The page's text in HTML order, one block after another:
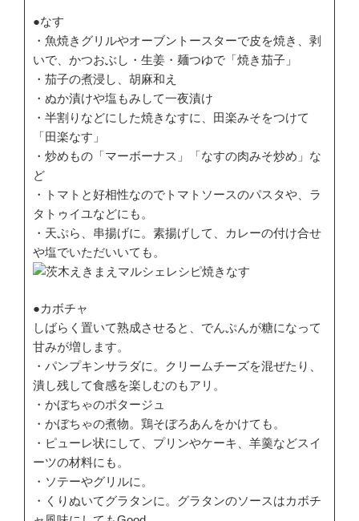
●なす
・魚焼きグリルやオーブントースターで皮を焼き、剥
いで、かつおぶし・生姜・麺つゆで「焼き茄子」
・茄子の煮浸し、胡麻和え
・ぬか漬けや塩もみして一夜漬け
・半割りなどにした焼きなすに、田楽みそをつけて
「田楽なす」
・炒めもの「マーボーナス」「なすの肉みそ炒め」な
ど
・トマトと好相性なのでトマトソースのパスタや、ラ
タトゥイユなどにも。
・天ぷら、串揚げに。素揚げして、カレーの付け合せ
や塩でいただいいても。
●カボチャ
しばらく置いて熟成させると、でんぷんが糖になって
甘みが増します。
・パンプキンサラダに。クリームチーズを混ぜたり、
潰し残して食感を楽しむのもアリ。
・かぼちゃのポタージュ
・かぼちゃの煮物。鶏そぼろあんをかけても。
・ピューレ状にして、プリンやケーキ、羊羹などスイ
ーツの材料にも。
・ソテーやグリルに。
・くりぬいてグラタンに。グラタンのソースはカボチ